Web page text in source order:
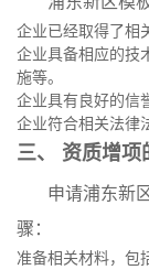
企业已经取得了相
企业具备相应的技
施等。
企业具有良好的信
企业符合相关法律
三、 资质增项
申请浦东新
骤：
准备相关材料，包